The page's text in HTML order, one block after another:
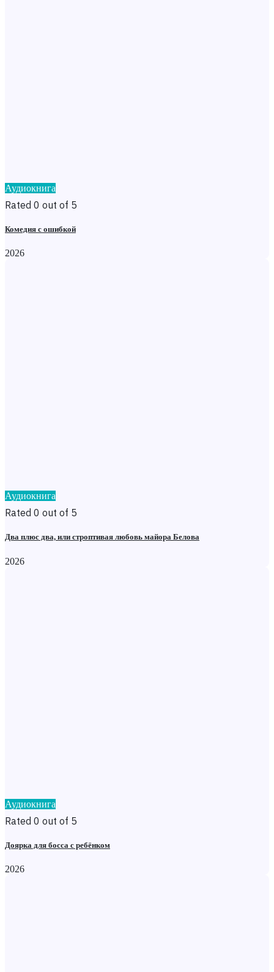
Аудиокнига
Rated 0 out of 5
Комедия с ошибкой
2026
Аудиокнига
Rated 0 out of 5
Два плюс два, или строптивая любовь майора Белова
2026
Аудиокнига
Rated 0 out of 5
Доярка для босса с ребёнком
2026